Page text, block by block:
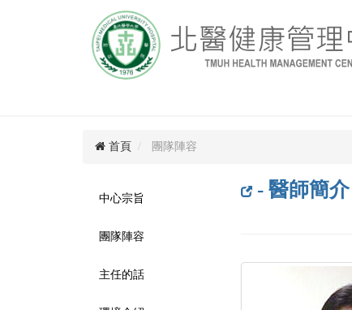
首頁 團隊陣容
中心宗旨
團隊陣容
主任的話
- 醫師簡介